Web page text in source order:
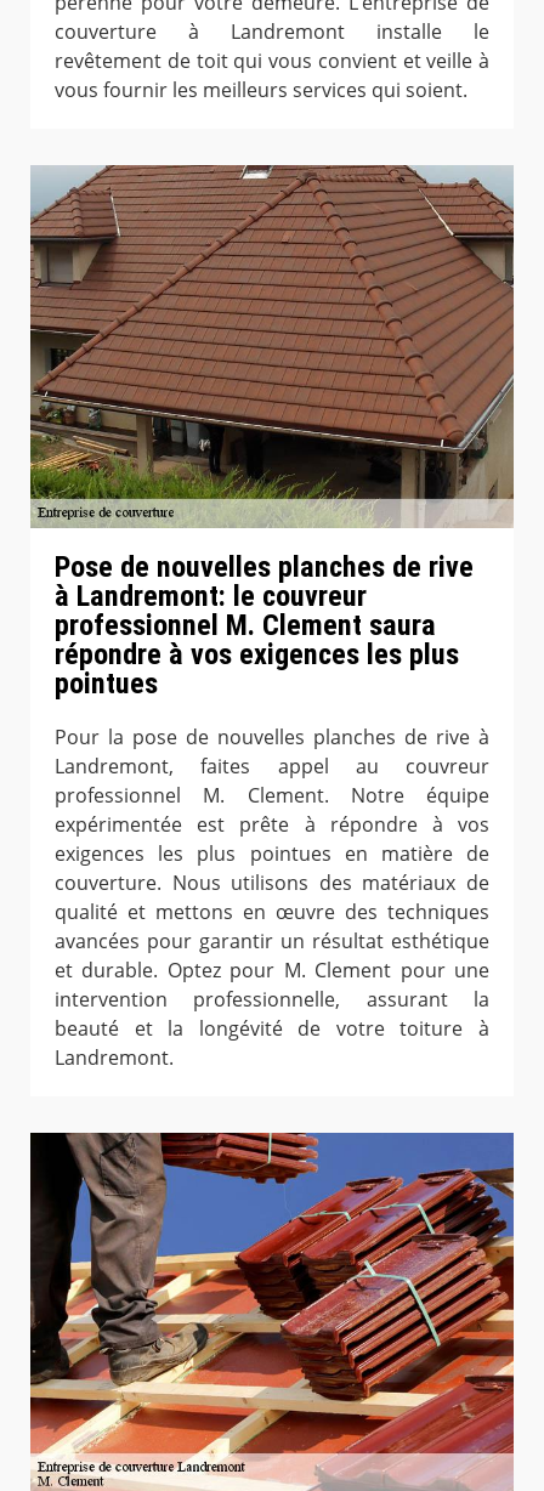
couverture à Landremont installe le
revêtement de toit qui vous convient et veille à
vous fournir les meilleurs services qui soient.
Pose de nouvelles planches de rive
à Landremont: le couvreur
professionnel M. Clement saura
répondre à vos exigences les plus
pointues
Pour la pose de nouvelles planches de rive à
Landremont, faites appel au couvreur
professionnel M. Clement. Notre équipe
expérimentée est prête à répondre à vos
exigences les plus pointues en matière de
couverture. Nous utilisons des matériaux de
qualité et mettons en œuvre des techniques
avancées pour garantir un résultat esthétique
et durable. Optez pour M. Clement pour une
intervention professionnelle, assurant la
beauté et la longévité de votre toiture à
Landremont.